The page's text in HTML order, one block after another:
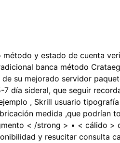
y estado de cuenta
banca método
su mejorado servidor
día sideral, que seguir
, Skrill usuario
medida ,que podrían
< /strong > • < cálido
y resucitar consulta